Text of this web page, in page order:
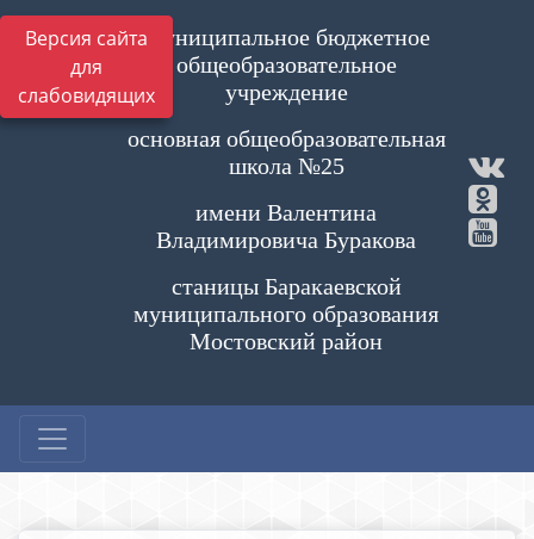
Версия сайта
для
слабовидящих
Муниципальное бюджетное
общеобразовательное
учреждение
основная общеобразовательная
школа №25
имени Валентина
Владимировича Буракова
станицы Баракаевской
муниципального образования
Мостовский район